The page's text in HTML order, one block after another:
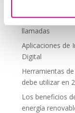
debes aplicar
Centralitas
llamadas
Aplicaciones de
Digital
Herramientas
debe utilizar en
Los beneficios
energía